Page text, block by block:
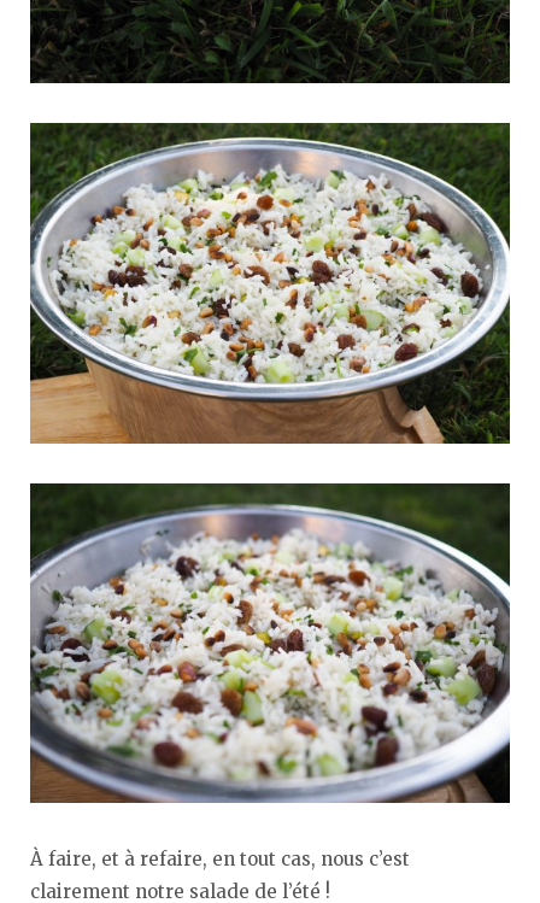
À faire, et à refaire, en tout cas, nous c’est
clairement notre salade de l’été !